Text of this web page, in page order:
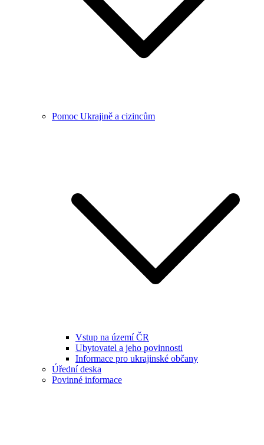
Pomoc Ukrajině a cizincům
Vstup na území ČR
Ubytovatel a jeho povinnosti
Informace pro ukrajinské občany
Úřední deska
Povinné informace